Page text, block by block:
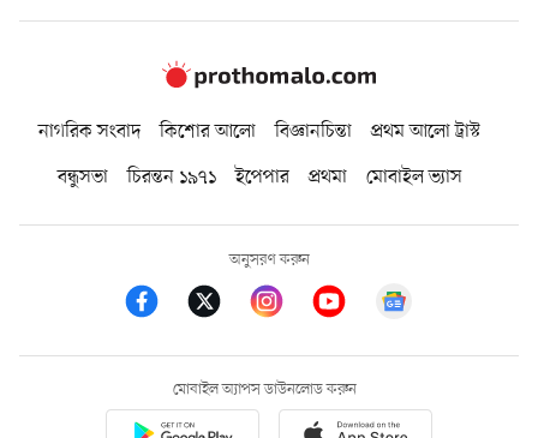
নাগরিক সংবাদ কিশোর আলো বিজ্ঞানচিন্তা
প্রথম আলো ট্রাস্ট
বন্ধুসভা
চিরন্তন ১৯৭১ ইপেপার প্রথমা মোবাইল ভ্যাস
অনুসরণ করুন
মোবাইল অ্যাপস ডাউনলোড করুন